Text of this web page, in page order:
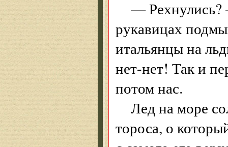
— Рехнулись?
рукавицах
итальянцы на
нет-нет! Так и
потом нас.
Лед на море
тороса, о